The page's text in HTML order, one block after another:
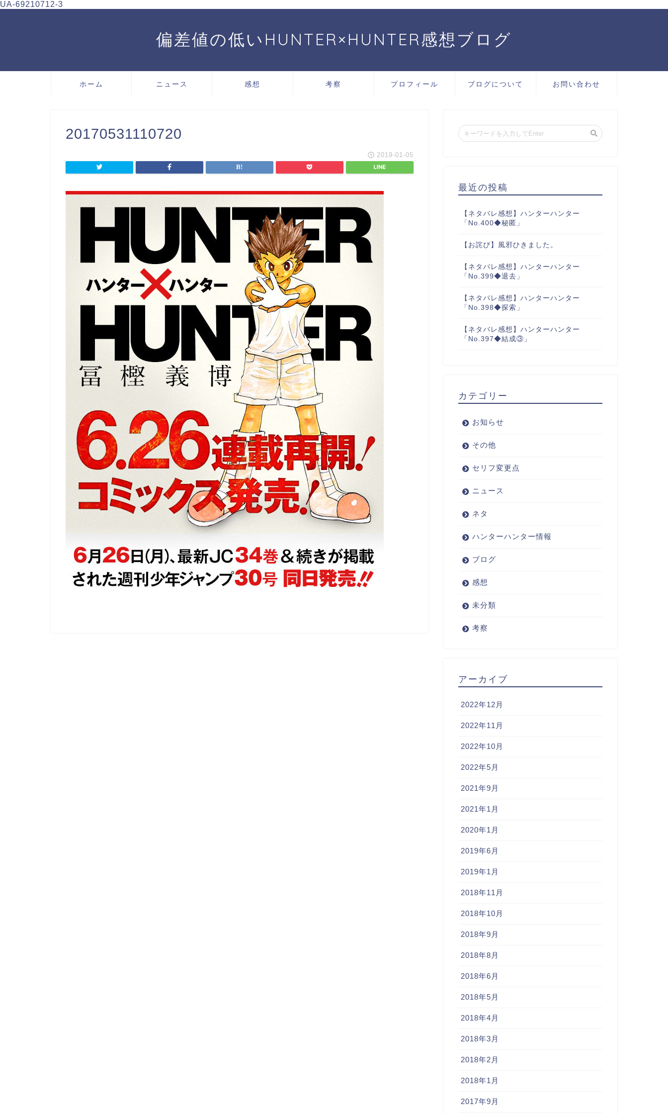
UA-69210712-3
偏差値の低いHUNTER×HUNTER感想ブログ
ホーム ニュース 感想 考察 プロフィール ブログについて お問い合わせ
20170531110720
2019-01-05
最近の投稿
【ネタバレ感想】ハンターハンター
「No.400◆秘匿」
【お詫び】風邪ひきました。
【ネタバレ感想】ハンターハンター
「No.399◆退去」
【ネタバレ感想】ハンターハンター
「No.398◆探索」
【ネタバレ感想】ハンターハンター
「No.397◆結成③」
カテゴリー
お知らせ
その他
セリフ変更点
ニュース
ネタ
ハンターハンター情報
ブログ
感想
未分類
考察
アーカイブ
2022年12月
2022年11月
2022年10月
2022年5月
2021年9月
2021年1月
2020年1月
2019年6月
2019年1月
2018年11月
2018年10月
2018年9月
2018年8月
2018年6月
2018年5月
2018年4月
2018年3月
2018年2月
2018年1月
2017年9月